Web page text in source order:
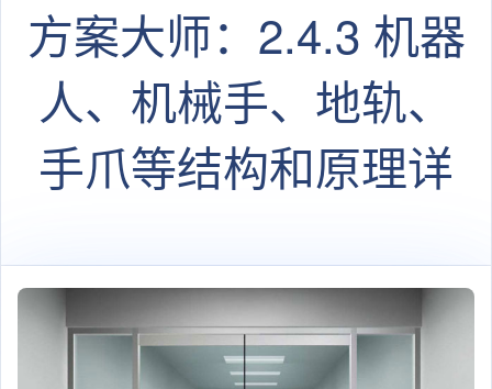
方案大师：2.4.3 机器
人、机械手、地轨、
手爪等结构和原理详